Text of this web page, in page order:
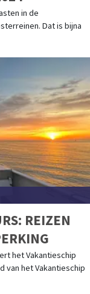
in de
Dat is bijna
REIZEN
het Vakantieschip
van het Vakantieschip